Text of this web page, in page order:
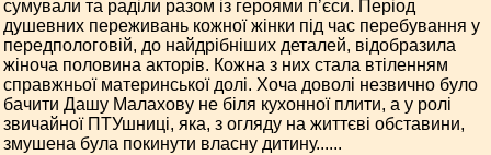
сумували та раділи разом із героями п’єси. Період
душевних переживань кожної жінки під час перебування у
передпологовій, до найдрібніших деталей, відобразила
жіноча половина акторів. Кожна з них стала втіленням
справжньої материнської долі. Хоча доволі незвично було
бачити Дашу Малахову не біля кухонної плити, а у ролі
звичайної ПТУшниці, яка, з огляду на життєві обставини,
змушена була покинути власну дитину......